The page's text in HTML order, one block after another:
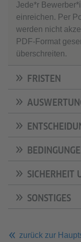
Jede*r
einreichen. Per
werden nicht
PDF-Format
überschreiten.
FRISTEN
SICHERHEIT
SONSTIGES
zurück zur